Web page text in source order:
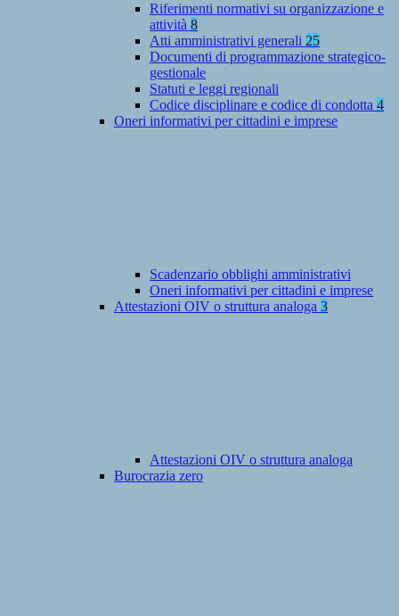
Riferimenti normativi su organizzazione e
attività 8
Atti amministrativi generali 25
Documenti di programmazione strategico-
gestionale
Statuti e leggi regionali
Codice disciplinare e codice di condotta 4
Oneri informativi per cittadini e imprese
Scadenzario obblighi amministrativi
Oneri informativi per cittadini e imprese
Attestazioni OIV o struttura analoga 3
Attestazioni OIV o struttura analoga
Burocrazia zero